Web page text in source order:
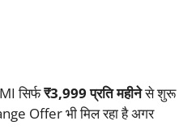
सिर्फ₹3,999 प्रति महीनेसे शुरू
Offer भी मिल रहा है अगर